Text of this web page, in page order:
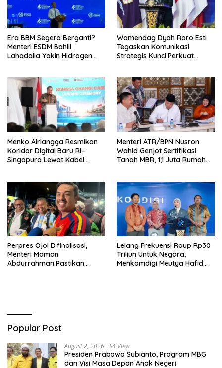
Era BBM Segera Berganti?
Menteri ESDM Bahlil
Lahadalia Yakin Hidrogen
Wamendag Dyah Roro Esti
Tegaskan Komunikasi
Strategis Kunci Perkuat
Menko Airlangga Resmikan
Koridor Digital Baru RI–
Singapura Lewat Kabel
Menteri ATR/BPN Nusron
Wahid Genjot Sertifikasi
Tanah MBR, 1,1 Juta Rumah
Perpres Ojol Difinalisasi,
Menteri Maman
Abdurrahman Pastikan
Lelang Frekuensi Raup Rp30
Triliun Untuk Negara,
Menkomdigi Meutya Hafid
Popular Post
August 2, 2026 54 View
Presiden Prabowo Subianto, Program MBG
dan Visi Masa Depan Anak Negeri